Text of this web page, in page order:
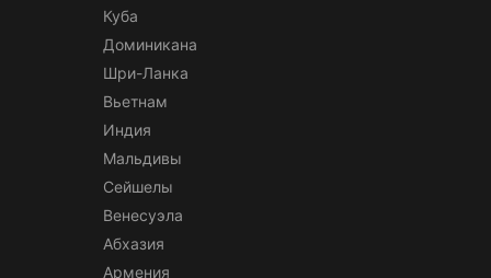
Куба
Доминикана
Шри-Ланка
Вьетнам
Индия
Мальдивы
Сейшелы
Венесуэла
Абхазия
Армения